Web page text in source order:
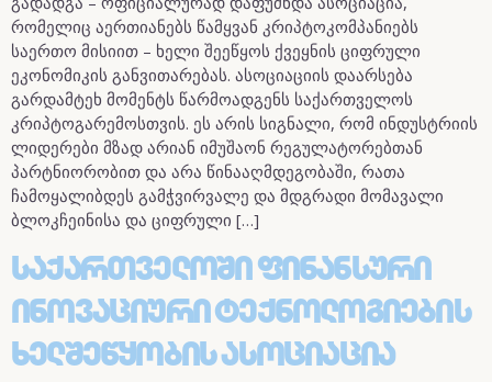
რომელიც აერთიანებს წამყვან კრიპტოკომპანიებს
საერთო მისიით – ხელი შეეწყოს ქვეყნის ციფრული
ეკონომიკის განვითარებას. ასოციაციის დაარსება
გარდამტეხ მომენტს წარმოადგენს საქართველოს
კრიპტოგარემოსთვის. ეს არის სიგნალი, რომ ინდუსტრიის
ლიდერები მზად არიან იმუშაონ რეგულატორებთან
პარტნიორობით და არა წინააღმდეგობაში, რათა
ჩამოყალიბდეს გამჭვირვალე და მდგრადი მომავალი
ბლოკჩეინისა და ციფრული […]
Საქართველოში Ფინანსური
Ინოვაციური Ტექნოლოგიების
Ხელშეწყობის Ასოციაცია